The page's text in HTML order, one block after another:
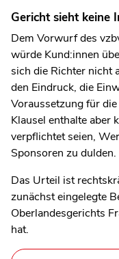
Gericht sieht keine
Dem Vorwurf des
würde Kund:innen
sich die Richter nicht
den Eindruck, die
Voraussetzung für
Klausel enthalte aber
verpflichtet seien,
Sponsoren zu dulden.
Das Urteil ist
zunächst eingelegte
Oberlandesgerichts
hat.